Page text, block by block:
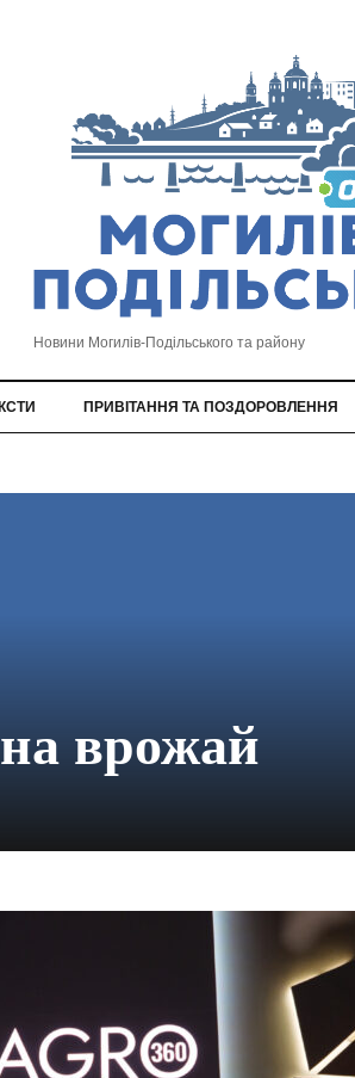
Новини Могилів-Подільського та району
ПРИВІТАННЯ ТА ПОЗДОРОВЛЕННЯ
врожай